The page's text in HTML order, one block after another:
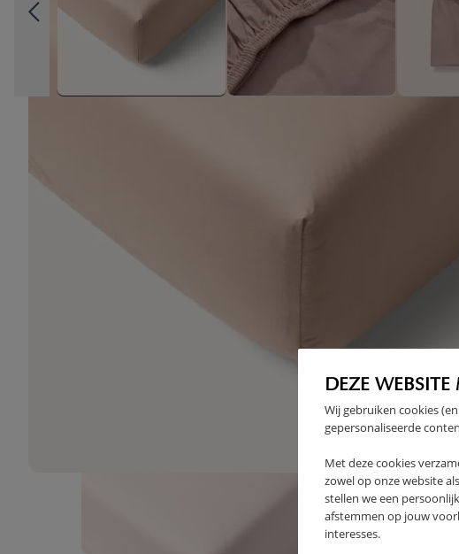
DEZE
Wij gebruiken cookies
gepersonaliseerde
Met deze cookies
zowel op onze website
stellen we een
afstemmen op jouw
interesses.
VAAK SAMEN GEKOCHT